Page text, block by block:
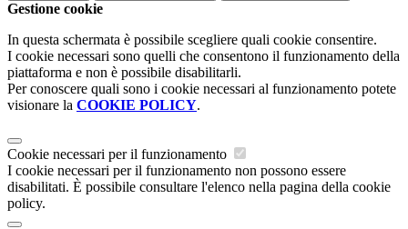
Gestione cookie
In questa schermata è possibile scegliere quali cookie consentire.
I cookie necessari sono quelli che consentono il funzionamento della
piattaforma e non è possibile disabilitarli.
Per conoscere quali sono i cookie necessari al funzionamento potete
visionare la COOKIE POLICY.
Cookie necessari per il funzionamento
I cookie necessari per il funzionamento non possono essere
disabilitati. È possibile consultare l'elenco nella pagina della cookie
policy.